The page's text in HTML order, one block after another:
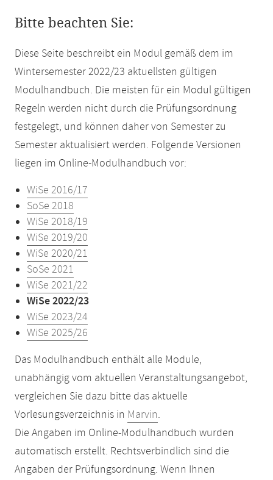
Bitte beachten Sie:
Diese Seite beschreibt ein Modul gemäß dem im
Wintersemester 2022/23 aktuellsten gültigen
Modulhandbuch. Die meisten für ein Modul gültigen
Regeln werden nicht durch die Prüfungsordnung
festgelegt, und können daher von Semester zu
Semester aktualisiert werden. Folgende Versionen
liegen im Online-Modulhandbuch vor:
WiSe 2016/17
SoSe 2018
WiSe 2018/19
WiSe 2019/20
WiSe 2020/21
SoSe 2021
WiSe 2021/22
WiSe 2022/23
WiSe 2023/24
WiSe 2025/26
Das Modulhandbuch enthält alle Module,
unabhängig vom aktuellen Veranstaltungsangebot,
vergleichen Sie dazu bitte das aktuelle
Vorlesungsverzeichnis in Marvin.
Die Angaben im Online-Modulhandbuch wurden
automatisch erstellt. Rechtsverbindlich sind die
Angaben der Prüfungsordnung. Wenn Ihnen